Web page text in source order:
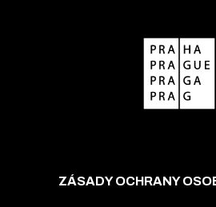
ZÁSADY OCHRANY